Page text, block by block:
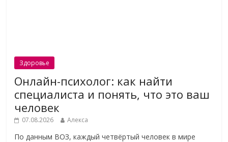
Здоровье
Онлайн-психолог: как найти
специалиста и понять, что это ваш
человек
07.08.2026 Алекса
По данным ВОЗ, каждый четвёртый человек в мире